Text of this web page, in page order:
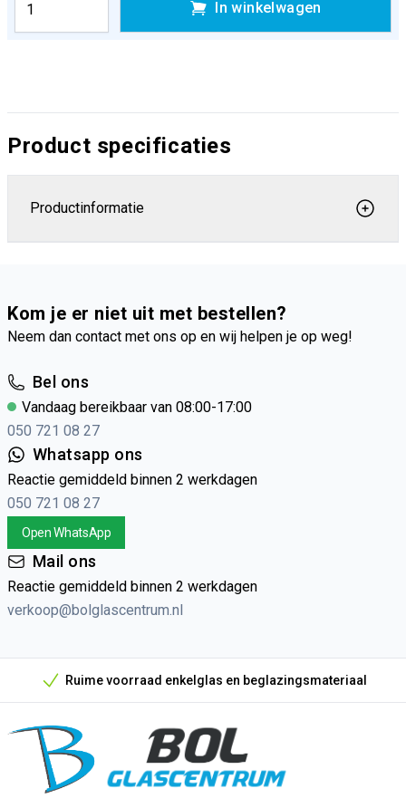
In winkelwagen
Product specificaties
Productinformatie
Kom je er niet uit met bestellen?
Neem dan contact met ons op en wij helpen je op weg!
Bel ons
Vandaag bereikbaar van 08:00-17:00
050 721 08 27
Whatsapp ons
Reactie gemiddeld binnen 2 werkdagen
050 721 08 27
Open WhatsApp
Mail ons
Reactie gemiddeld binnen 2 werkdagen
verkoop@bolglascentrum.nl
Onze unieke verkoopargumenten
Ruime voorraad enkelglas en beglazingsmateriaal